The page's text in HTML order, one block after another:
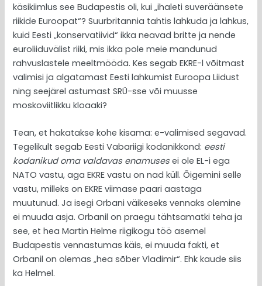
käsikiimlus see Budapestis oli, kui „ihaleti suveräänsete
riikide Euroopat“? Suurbritannia tahtis lahkuda ja lahkus,
kuid Eesti „konservatiivid“ ikka neavad britte ja nende
euroliiduvälist riiki, mis ikka pole meie mandunud
rahvuslastele meeltmööda. Kes segab EKRE-l võitmast
valimisi ja algatamast Eesti lahkumist Euroopa Liidust
ning seejärel astumast SRÜ-sse või muusse
moskoviitlikku kloaaki?
Tean, et hakatakse kohe kisama: e-valimised segavad.
Tegelikult segab Eesti Vabariigi kodanikkond: eesti
kodanikud oma valdavas enamusesei ole EL-i ega
NATO vastu, aga EKRE vastu on nad küll. Õigemini selle
vastu, milleks on EKRE viimase paari aastaga
muutunud. Ja isegi Orbani väikeseks vennaks olemine
ei muuda asja. Orbanil on praegu tähtsamatki teha ja
see, et hea Martin Helme riigikogu töö asemel
Budapestis vennastumas käis, ei muuda fakti, et
Orbanil on olemas „hea sõber Vladimir“. Ehk kaude siis
ka Helmel.